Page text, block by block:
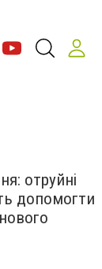
отруйні
допомогти